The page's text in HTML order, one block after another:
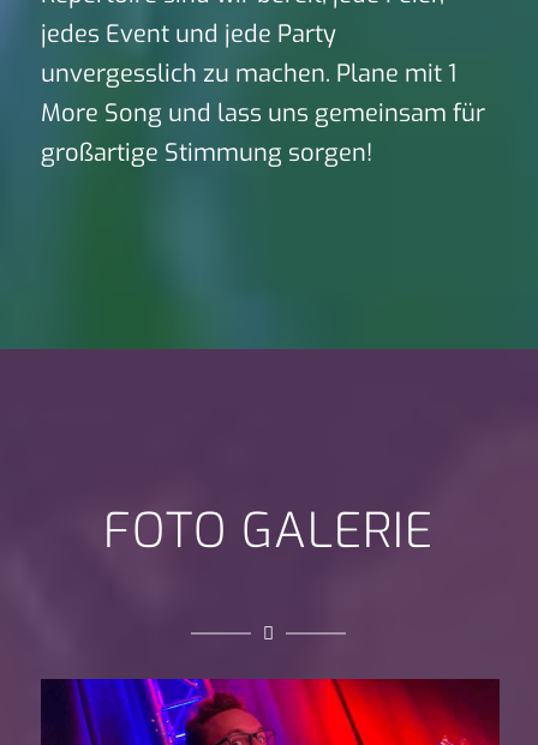
jedes Event und jede Party
unvergesslich zu machen. Plane mit 1
More Song und lass uns gemeinsam für
großartige Stimmung sorgen!
FOTO GALERIE